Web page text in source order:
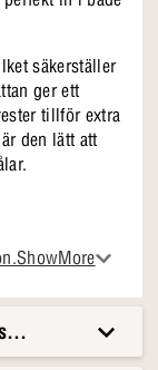
säkerställer
ger ett
tillför extra
den lätt att
trädgårdsstol i
medföljande
dina
sommarsolen.